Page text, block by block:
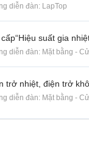
diễn đàn: LapTop
suất gia
diễn đàn: Mặt bằng -
trở nhiệt, điện trở
diễn đàn: Mặt bằng -